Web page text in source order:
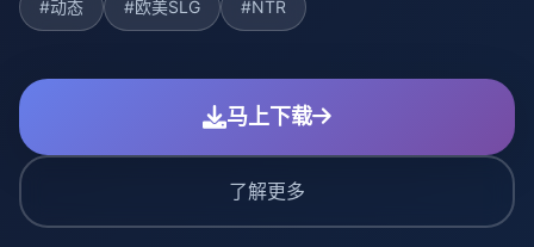
#动态 #欧美SLG #NTR
马上下载
了解更多